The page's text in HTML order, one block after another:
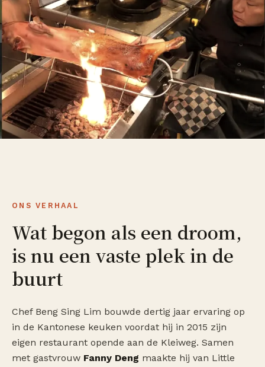
ONS VERHAAL
Wat begon als een droom,
is nu een vaste plek in de
buurt
Chef Beng Sing Lim bouwde dertig jaar ervaring op
in de Kantonese keuken voordat hij in 2015 zijn
eigen restaurant opende aan de Kleiweg. Samen
met gastvrouw Fanny Deng maakte hij van Little